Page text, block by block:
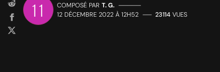
11 COMPOSÉ PAR T. G. —————
12 DÉCEMBRE 2022 À 12H52 —— 23114 VUES